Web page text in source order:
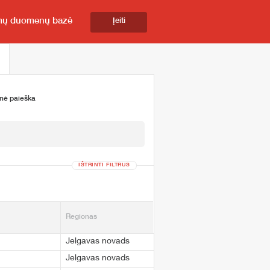
duomenų bazė Įeiti
paieška
IŠTRINTI FILTRUS
Regionas
Jelgavas novads
Jelgavas novads